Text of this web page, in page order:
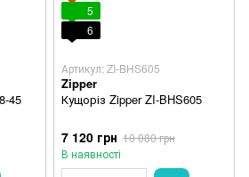
45
5
6
Артикул: ZI-BHS605
Zipper
Кущоріз Zipper ZI-BHS605
7 120 грн 10 080 грн
В наявності